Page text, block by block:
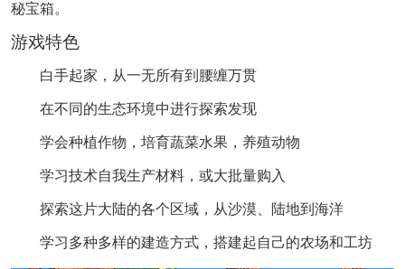
秘宝箱。
游戏特色
白手起家，从一无所有到腰缠万贯
在不同的生态环境中进行探索发现
学会种植作物，培育蔬菜水果，养殖动物
学习技术自我生产材料，或大批量购入
探索这片大陆的各个区域，从沙漠、陆地到海洋
学习多种多样的建造方式，搭建起自己的农场和工坊